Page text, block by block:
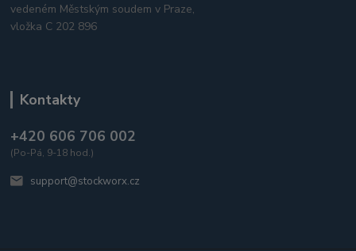
vedeném Městským soudem v Praze,
vložka C 202 896
Kontakty
+420 606 706 002
(Po-Pá, 9-18 hod.)
support@stockworx.cz